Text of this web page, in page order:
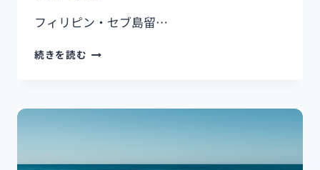
フィリピン・セブ島留…
続きを読む
ン・